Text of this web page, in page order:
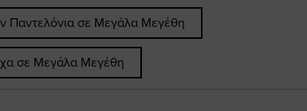
Παντελόνια σε Μεγάλα Μεγέθη
σε Μεγάλα Μεγέθη